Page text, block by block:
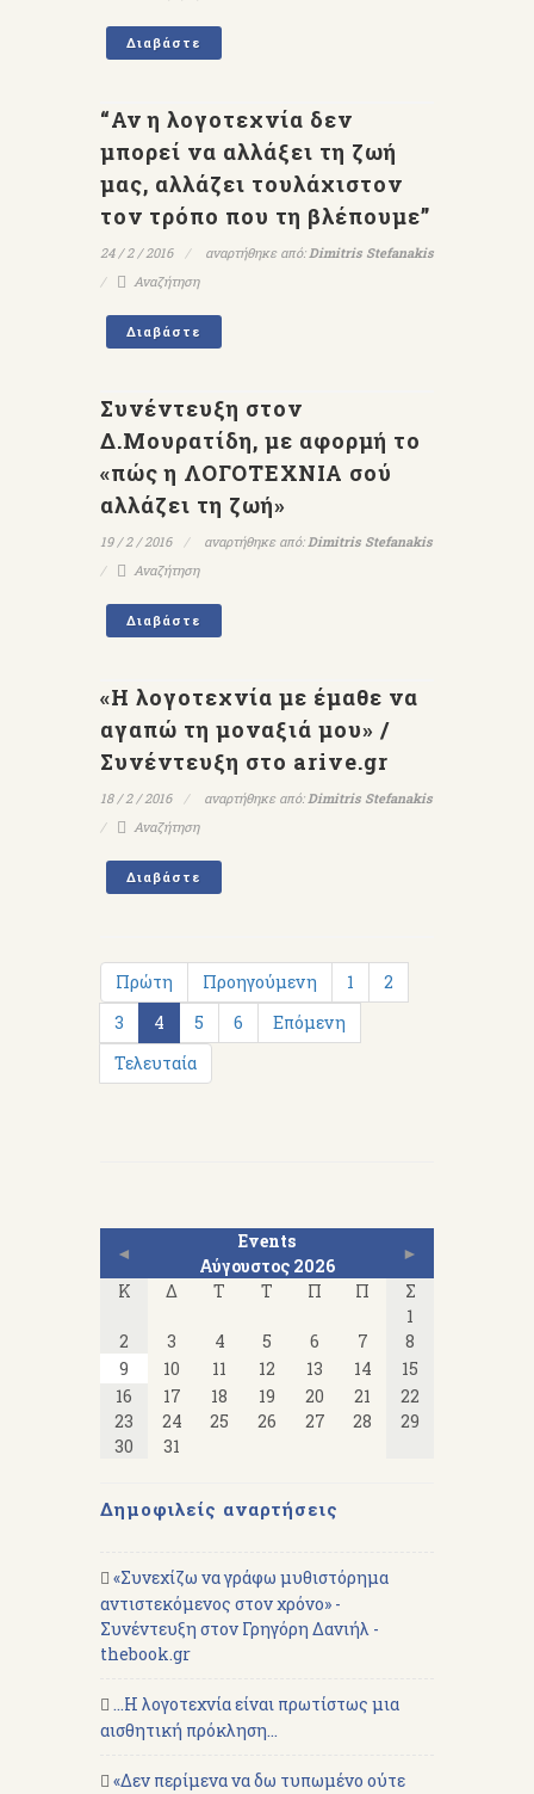
Διαβάστε
“Αν η λογοτεχνία δεν
μπορεί να αλλάξει τη ζωή
μας, αλλάζει τουλάχιστον
τον τρόπο που τη βλέπουμε”
24 / 2 / 2016 αναρτήθηκε από:Dimitris Stefanakis
Αναζήτηση
Διαβάστε
Συνέντευξη στον
Δ.Μουρατίδη, με αφορμή το
«πώς η ΛΟΓΟΤΕΧΝΙΑ σού
αλλάζει τη ζωή»
19 / 2 / 2016 αναρτήθηκε από:Dimitris Stefanakis
Αναζήτηση
Διαβάστε
«Η λογοτεχνία με έμαθε να
αγαπώ τη μοναξιά μου» /
Συνέντευξη στο arive.gr
18 / 2 / 2016 αναρτήθηκε από:Dimitris Stefanakis
Αναζήτηση
Διαβάστε
Πρώτη Προηγούμενη 1
2
3
4 5 6
Επόμενη
Τελευταία
◄
Events
Αύγουστος 2026
►
Κ
Δ Τ Τ Π Π
Σ
1
2
3 4 5 6 7
8
9
10 11 12 13 14
15
16
17 18 19 20 21
22
23
24 25 26 27 28
29
30
31
Δημοφιλείς αναρτήσεις
«Συνεχίζω να γράφω μυθιστόρημα
αντιστεκόμενος στον χρόνο» -
Συνέντευξη στον Γρηγόρη Δανιήλ -
thebook.gr
...Η λογοτεχνία είναι πρωτίστως μια
αισθητική πρόκληση...
«Δεν περίμενα να δω τυπωμένο ούτε